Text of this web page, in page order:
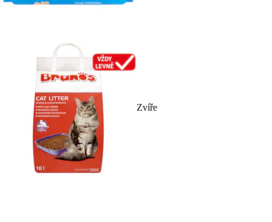
Zvíře